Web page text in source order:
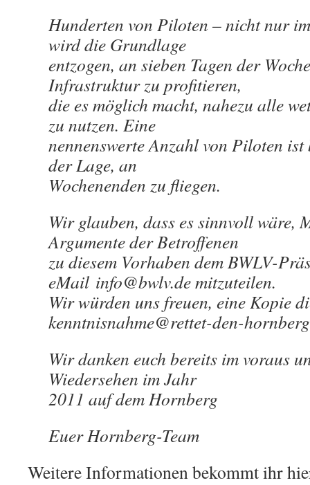
Hunderten von Piloten – nicht nur
wird die Grundlage
entzogen, an sieben Tagen der
Infrastruktur zu profitieren,
die es möglich macht, nahezu alle
zu nutzen. Eine
nennenswerte Anzahl von Piloten
der Lage, an
Wochenenden zu fliegen.
Wir glauben, dass es sinnvoll wäre,
Argumente der Betroffenen
zu diesem Vorhaben dem BWLV-
eMail info@bwlv.de mitzuteilen.
Wir würden uns freuen, eine Kopie
kenntnisnahme@rettet-den-
Wir danken euch bereits im voraus
Wiedersehen im Jahr
2011 auf dem Hornberg
Euer Hornberg-Team
Weitere Informationen bekommt ihr